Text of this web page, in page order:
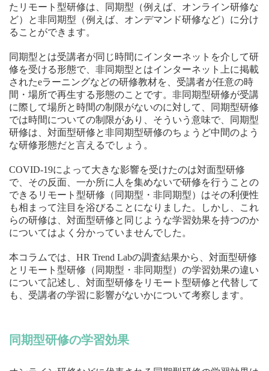
たリモート型研修は、同期型（例えば、オンライン研修な
ど）と非同期型（例えば、オンデマンド研修など）に分け
ることができます。
同期型とは受講者が同じ時間にインターネットを介して研
修を受ける形態で、非同期型とはインターネット上に掲載
されたeラーニングなどの研修教材を、受講者が任意の時
間・場所で再生する形態のことです。非同期型研修が受講
に際して場所と時間の制限がないのに対して、同期型研修
では時間についての制限があり、そういう意味で、同期型
研修は、対面型研修と非同期型研修のちょうど中間のよう
な研修形態だと言えるでしょう。
COVID-19によって大きな影響を受けたのは対面型研修
で、その反面、一か所に人を集めないで研修を行うことの
できるリモート型研修（同期型・非同期型）はその利便性
も相まって注目を浴びることになりました。しかし、これ
らの研修は、対面型研修と同じような学習効果を持つのか
についてはよく分かっていませんでした。
本コラムでは、HR Trend Labの調査結果から、対面型研修
とリモート型研修（同期型・非同期型）の学習効果の違い
について記述し、対面型研修をリモート型研修と代替して
も、受講者の学習に影響がないかについて考察します。
同期型研修の学習効果